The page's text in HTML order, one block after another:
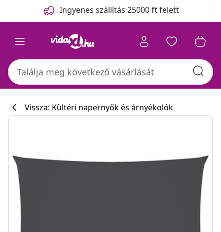
Ingyenes szállítás 25000 ft felett
Vissza: Kültéri napernyők és árnyékolók